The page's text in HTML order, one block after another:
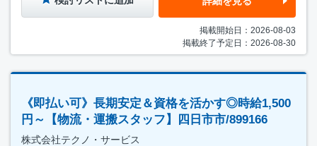
掲載開始日：2026-08-03
掲載終了予定日：2026-08-30
《即払い可》長期安定＆資格を活かす◎時給1,500
円～【物流・運搬スタッフ】四日市市/899166
株式会社テクノ・サービス